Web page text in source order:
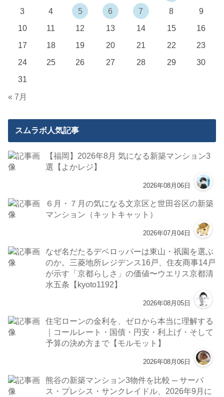
3
4 5 6 7 8
9
10
11 12 13 14 15
16
17
18 19 20 21 22
23
24
25 26 27 28 29
30
31
« 7月
スムラボ人気記事
【福岡】2026年8月 気になる新築マンション3
選【よかレジ】
2026年08月06日
６月・７月の気になる文京区と世田谷区の新築
マンション（キットキャット）
2026年07月04日
なぜ名だたるデベロッパーは東山・祇園を選ぶ
のか。三菱地所レジデンス16戸、住友商事14戸
が示す「京都らしさ」の価値〜ウエリス京都清
水五条【kyoto1192】
2026年08月05日
住宅ローンの金利を、ゼロから本当に理解する
｜コールレート・国債・円安・利上げ・そして
予算の決め方まで【モルモット】
2026年08月06日
熊谷の新築マンション3物件を比較 ─ サーパ
ス・プレシス・サンクレイドル、2026年9月に